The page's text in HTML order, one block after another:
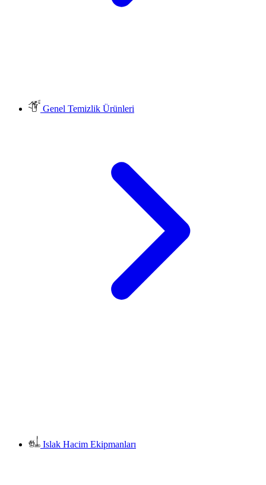
Genel Temizlik Ürünleri
Islak Hacim Ekipmanları